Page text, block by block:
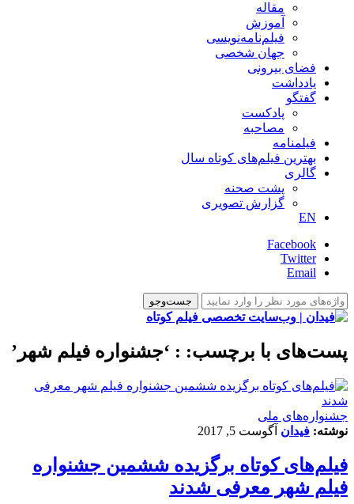
مقاله
آموزش
فیلم‌نامه‌نویسی
جهان شخصی
فضای بیرونی
یادداشت
گفتگو
پادکست
مصاحبه
فیلمنامه
بهترین فیلم‌های کوتاه سال
گالری
پشت صحنه
گزارش تصویری
EN
Facebook
Twitter
Email
پست‌های با برچسب: : ‘جشنواره فیلم شهر’
جشنواره‌های ملی
نوشته: فیدان آگوست 5, 2017
فیلم‌های کوتاه برگزیده ششمین جشنواره
فیلم شهر معرفی شدند